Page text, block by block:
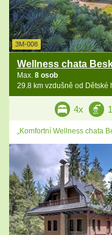
3M-008
Wellness chata
Max. 8 osob
29.8 km vzdušně od Dětské
4x
„Komfortní Wellness chata